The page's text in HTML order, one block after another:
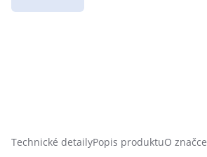
Technické detailyPopis produktuO značce